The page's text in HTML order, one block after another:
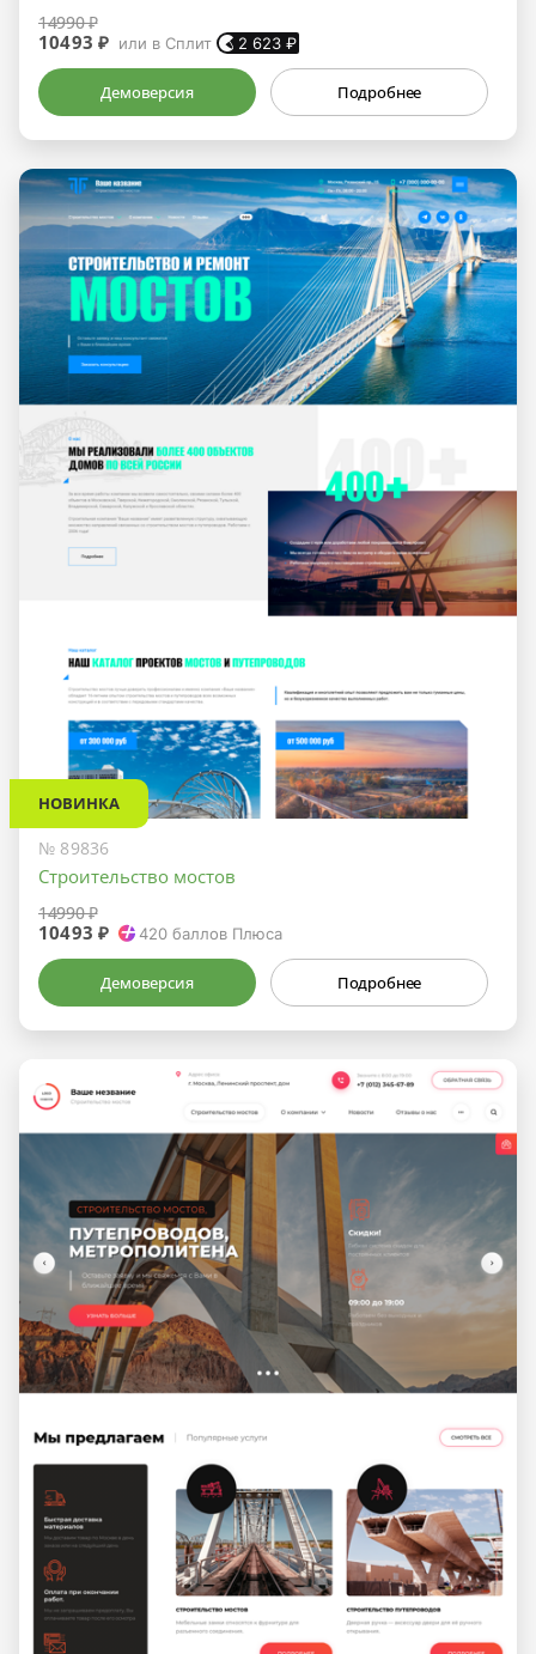
14990 ₽
10493 ₽ или в Сплит 2 623 ₽
Демоверсия Подробнее
НОВИНКА
№ 89836
Строительство мостов
14990 ₽
10493 ₽ 420 баллов Плюса
Демоверсия Подробнее